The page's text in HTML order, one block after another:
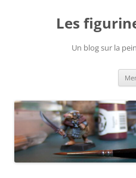
Les
Un blog sur la